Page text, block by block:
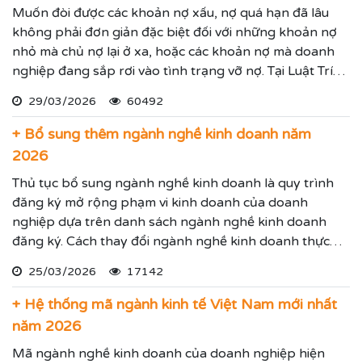
Muốn đòi được các khoản nợ xấu, nợ quá hạn đã lâu
không phải đơn giản đặc biệt đối với những khoản nợ
nhỏ mà chủ nợ lại ở xa, hoặc các khoản nợ mà doanh
nghiệp đang sắp rơi vào tình trạng vỡ nợ. Tại Luật Trí
quyết các tranh chấp kinh tế hiệu quả đảm bảo sẽ giúp
thực hiện các yêu cầu mà Quý vị đưa ra.
29/03/2026 60492
+ Bổ sung thêm ngành nghề kinh doanh năm
2026
Thủ tục bổ sung ngành nghề kinh doanh là quy trình
đăng ký mở rộng phạm vi kinh doanh của doanh
nghiệp dựa trên danh sách ngành nghề kinh doanh
đăng ký. Cách thay đổi ngành nghề kinh doanh thực
25/03/2026 17142
+ Hệ thống mã ngành kinh tế Việt Nam mới nhất
năm 2026
Mã ngành nghề kinh doanh của doanh nghiệp hiện